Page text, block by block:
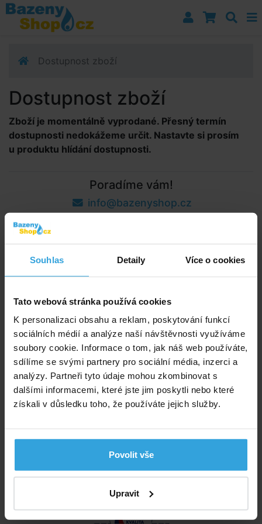
Souhlas Detaily Více o cookies
Tato webová stránka používá cookies
K personalizaci obsahu a reklam, poskytování funkcí
sociálních médií a analýze naší návštěvnosti využíváme
soubory cookie. Informace o tom, jak náš web používáte,
sdílíme se svými partnery pro sociální média, inzerci a
analýzy. Partneři tyto údaje mohou zkombinovat s
dalšími informacemi, které jste jim poskytli nebo které
získali v důsledku toho, že používáte jejich služby.
Povolit vše
Upravit
Přejít k navigaci
Přejít na obsah
Přejít k postrannímu sloupci
Dostupnost zboží
Dostupnost zboží
Zboží je momentálně vyprodané. Přesný termín
dostupnosti nedokážeme určit. Nastavte si prosím
u produktu hlídání dostupnosti.
Poradíme vám!
info@bazenyshop.cz
Vše o nákupu
Obchodní podmínky
Možnosti platby a dopravy
Reklamace
Odstoupení od smlouvy
Ochrana osobních údajů
Informace
Nastavení cookies
Nabídka zaměstnání
Affiliate program
Certifikáty a ocenění